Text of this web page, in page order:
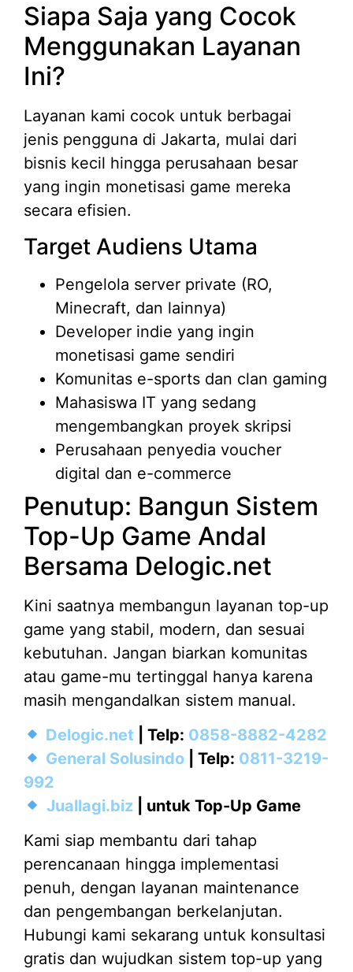
Siapa Saja yang Cocok
Menggunakan Layanan
Ini?
Layanan kami cocok untuk berbagai
jenis pengguna di Jakarta, mulai dari
bisnis kecil hingga perusahaan besar
yang ingin monetisasi game mereka
secara efisien.
Target Audiens Utama
Pengelola server private (RO,
Minecraft, dan lainnya)
Developer indie yang ingin
monetisasi game sendiri
Komunitas e-sports dan clan gaming
Mahasiswa IT yang sedang
mengembangkan proyek skripsi
Perusahaan penyedia voucher
digital dan e-commerce
Penutup: Bangun Sistem
Top-Up Game Andal
Bersama Delogic.net
Kini saatnya membangun layanan top-up
game yang stabil, modern, dan sesuai
kebutuhan. Jangan biarkan komunitas
atau game-mu tertinggal hanya karena
masih mengandalkan sistem manual.
Delogic.net | Telp: 0858-8882-4282
General Solusindo| Telp: 0811-3219-
992
Juallagi.biz| untuk Top-Up Game
Kami siap membantu dari tahap
perencanaan hingga implementasi
penuh, dengan layanan maintenance
dan pengembangan berkelanjutan.
Hubungi kami sekarang untuk konsultasi
gratis dan wujudkan sistem top-up yang